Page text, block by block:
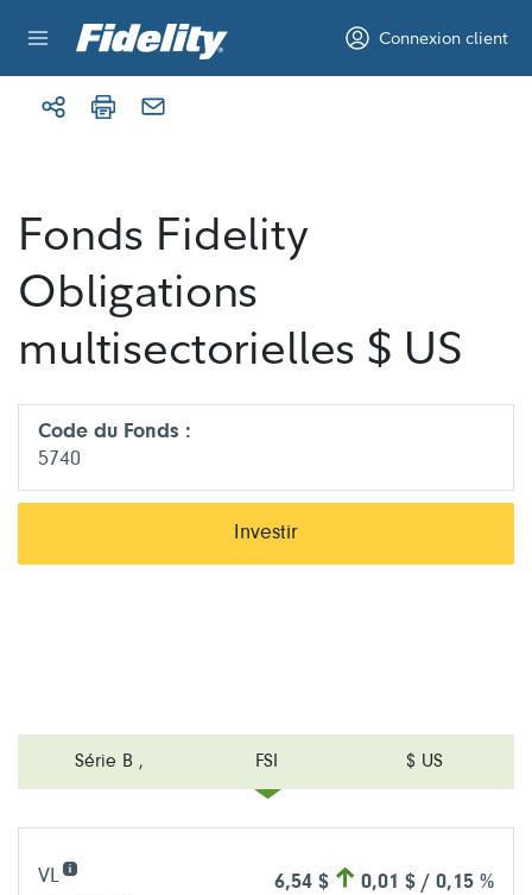
Connexion client
Fonds Fidelity
Obligations
multisectorielles $ US
Série B , FSI $ US
Code du Fonds :
5740
Investir
VL 6,54 $ 0,01 $ / 0,15 %